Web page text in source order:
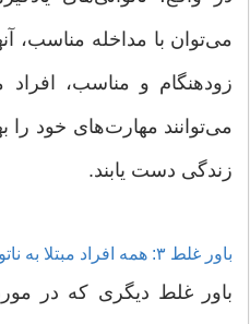
می‌توان با مداخله مناسب،
زودهنگام و مناسب، افراد
می‌توانند مهارت‌های خود را
زندگی دست یابند.
باور غلط ۳: همه افراد مبتلا به ناتوانی‌های یادگیری یکسان هستند
باور غلط دیگری که در